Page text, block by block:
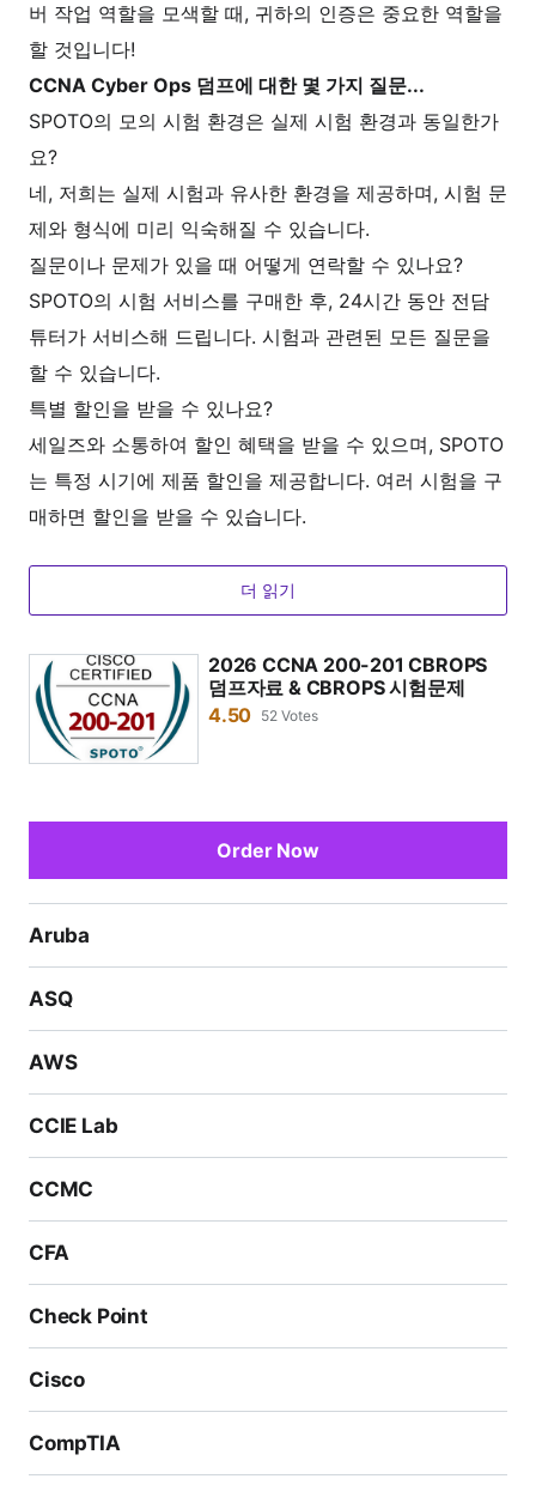
버 작업 역할을 모색할 때, 귀하의 인증은 중요한 역할을
할 것입니다!
CCNA Cyber Ops 덤프에 대한 몇 가지 질문...
SPOTO의 모의 시험 환경은 실제 시험 환경과 동일한가
요?
네, 저희는 실제 시험과 유사한 환경을 제공하며, 시험 문
제와 형식에 미리 익숙해질 수 있습니다.
질문이나 문제가 있을 때 어떻게 연락할 수 있나요?
SPOTO의 시험 서비스를 구매한 후, 24시간 동안 전담
튜터가 서비스해 드립니다. 시험과 관련된 모든 질문을
할 수 있습니다.
특별 할인을 받을 수 있나요?
세일즈와 소통하여 할인 혜택을 받을 수 있으며, SPOTO
는 특정 시기에 제품 할인을 제공합니다. 여러 시험을 구
매하면 할인을 받을 수 있습니다.
SPOTO의 덤프를 구매한 후, 세일즈 팀에서 SPOTO 온
내드립니다. 첫 로그인 후 연습 시험에 참여할 수 있습니
다.
이 Cisco 시험 덤프는 원격 학습에 적합한가요?
네, 저희는 원격 학습을 지원합니다. SPOTO는 언제 어
모의 시험 시스템을 제공합니다.
더 읽기
2026 CCNA 200-201 CBROPS
덤프자료 & CBROPS 시험문제
4.50 52 Votes
Order Now
Aruba
ASQ
AWS
CCIE Lab
CCMC
CFA
Check Point
Cisco
CompTIA